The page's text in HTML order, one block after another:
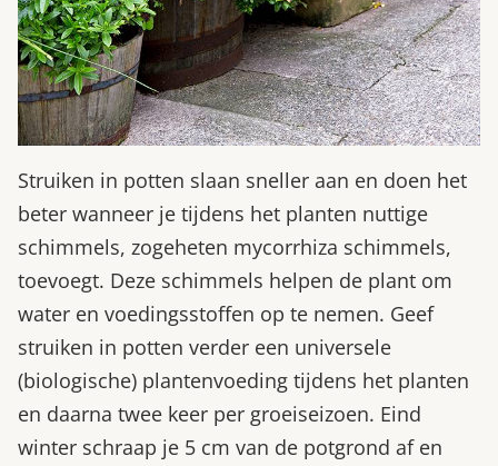
Struiken in potten slaan sneller aan en doen het
beter wanneer je tijdens het planten nuttige
schimmels, zogeheten mycorrhiza schimmels,
toevoegt. Deze schimmels helpen de plant om
water en voedingsstoffen op te nemen. Geef
struiken in potten verder een universele
(biologische) plantenvoeding tijdens het planten
en daarna twee keer per groeiseizoen. Eind
winter schraap je 5 cm van de potgrond af en